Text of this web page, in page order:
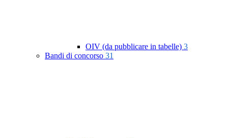
OIV (da pubblicare in tabelle) 3
Bandi di concorso 31